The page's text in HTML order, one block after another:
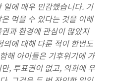
일에 매우 민감했습니다. 기
먹을 수 있다는 것을 이해
과 환경에 관심이 많았지
에 대해 다룬 적이 한번도
해 아이들은 기후위기에 가
, 투표권이 없고, 의회에 우